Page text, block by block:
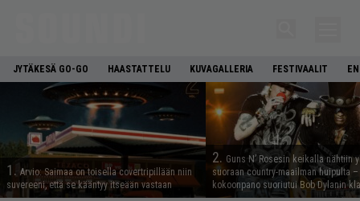
JYTÄKESÄ GO-GO HAASTATTELU KUVAGALLERIA FESTIVAALIT
1. Arvio: Saimaa on toisella covertripillään niin
suvereeni, että se kääntyy itseään vastaan
2. Guns N’ Rosesin keikalla nähtiin
suoraan country-maailman huipulta
kokoonpano suoriutui Bob Dylanin